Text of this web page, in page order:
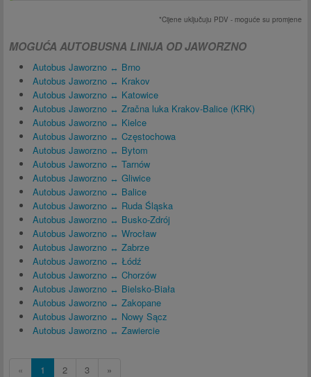
*Cijene uključuju PDV - moguće su promjene
MOGUĆA AUTOBUSNA LINIJA OD JAWORZNO
Autobus Jaworzno ↔ Brno
Autobus Jaworzno ↔ Krakov
Autobus Jaworzno ↔ Katowice
Autobus Jaworzno ↔ Zračna luka Krakov-Balice (KRK)
Autobus Jaworzno ↔ Kielce
Autobus Jaworzno ↔ Częstochowa
Autobus Jaworzno ↔ Bytom
Autobus Jaworzno ↔ Tarnów
Autobus Jaworzno ↔ Gliwice
Autobus Jaworzno ↔ Balice
Autobus Jaworzno ↔ Ruda Śląska
Autobus Jaworzno ↔ Busko-Zdrój
Autobus Jaworzno ↔ Wrocław
Autobus Jaworzno ↔ Zabrze
Autobus Jaworzno ↔ Łódź
Autobus Jaworzno ↔ Chorzów
Autobus Jaworzno ↔ Bielsko-Biała
Autobus Jaworzno ↔ Zakopane
Autobus Jaworzno ↔ Nowy Sącz
Autobus Jaworzno ↔ Zawiercie
« 1 2 3 »